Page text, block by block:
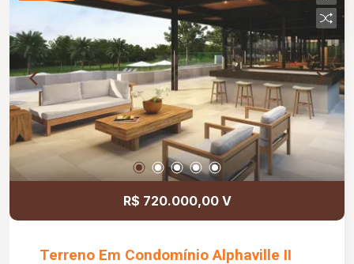
R$ 720.000,00 V
Terreno Em Condomínio Alphaville II